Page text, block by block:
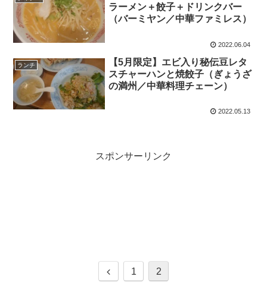
ラーメン＋餃子＋ドリンクバー
（バーミヤン／中華ファミレス）
2022.06.04
ランチ
【5月限定】エビ入り秘伝豆レタ
スチャーハンと焼餃子（ぎょうざ
の満州／中華料理チェーン）
2022.05.13
スポンサーリンク
前 1 2